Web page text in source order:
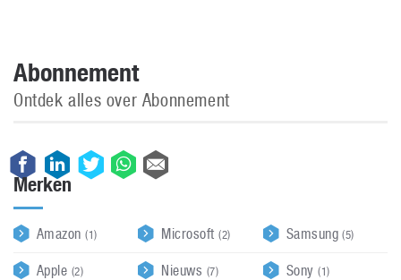
Abonnement
Ontdek alles over Abonnement
Merken
Amazon(1)
Apple (2)
Microsoft(2)
Nieuws (7)
Samsung(5)
Sony(1)